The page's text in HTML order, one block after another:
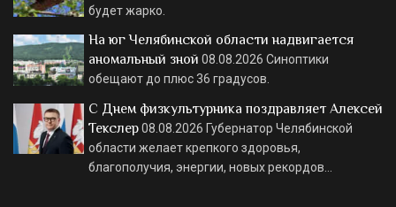
будет жарко.
На юг Челябинской области надвигается
аномальный зной 08.08.2026 Синоптики
обещают до плюс 36 градусов.
С Днем физкультурника поздравляет Алексей
Текслер08.08.2026 Губернатор Челябинской
области желает крепкого здоровья,
благополучия, энергии, новых рекордов…